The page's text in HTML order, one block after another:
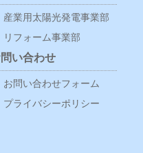
産業用太陽光発電事業部
リフォーム事業部
い合わせ
お問い合わせフォーム
プライバシーポリシー